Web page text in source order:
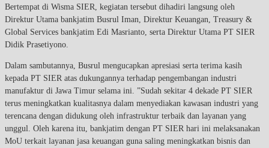
Bertempat di Wisma SIER, kegiatan tersebut dihadiri langsung oleh
Direktur Utama bankjatim Busrul Iman, Direktur Keuangan, Treasury &
Global Services bankjatim Edi Masrianto, serta Direktur Utama PT SIER
Didik Prasetiyono.
Dalam sambutannya, Busrul mengucapkan apresiasi serta terima kasih
kepada PT SIER atas dukungannya terhadap pengembangan industri
manufaktur di Jawa Timur selama ini. ”Sudah sekitar 4 dekade PT SIER
terus meningkatkan kualitasnya dalam menyediakan kawasan industri yang
terencana dengan didukung oleh infrastruktur terbaik dan layanan yang
unggul. Oleh karena itu, bankjatim dengan PT SIER hari ini melaksanakan
MoU terkait layanan jasa keuangan guna saling meningkatkan bisnis dan